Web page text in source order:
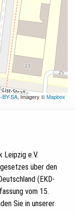
BY-SA, Imagery ©Mapbox
Leipzig e.V.
über den
(EKD-
vom 15.
Sie in unserer